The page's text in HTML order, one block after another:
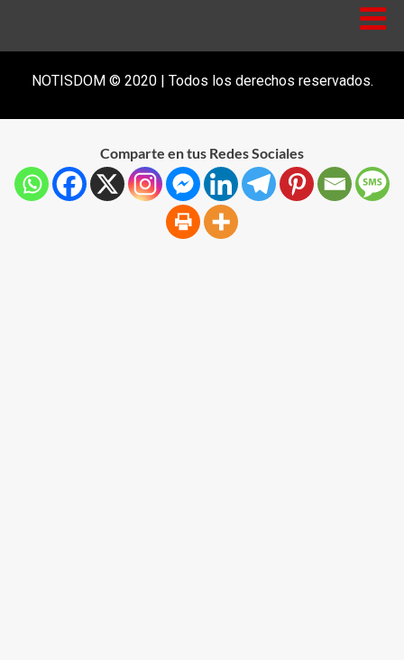
NOTISDOM © 2020 | Todos los derechos reservados.
Comparte en tus Redes Sociales